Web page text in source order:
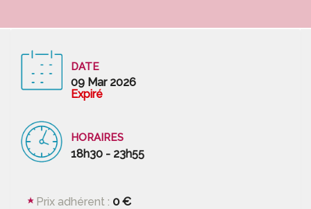
DATE
09 Mar 2026
Expiré
HORAIRES
18h30 - 23h55
Prix adhérent : 0 €